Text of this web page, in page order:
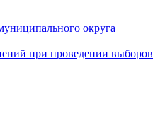
округа
при проведении выборов